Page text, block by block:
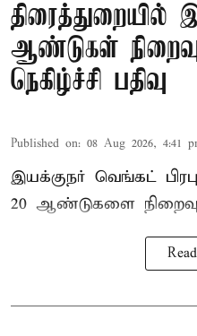
திரைத்துறையில்
ஆண்டுகள்
நெகிழ்ச்சி பதிவு
Published on: 08 Aug 2026, 4:41
இயக்குநர் வெங்கட்
20 ஆண்டுகளை